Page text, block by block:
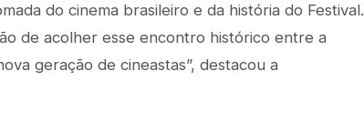
do cinema brasileiro e da história do Festival.
de acolher esse encontro histórico entre a
geração de cineastas”, destacou a